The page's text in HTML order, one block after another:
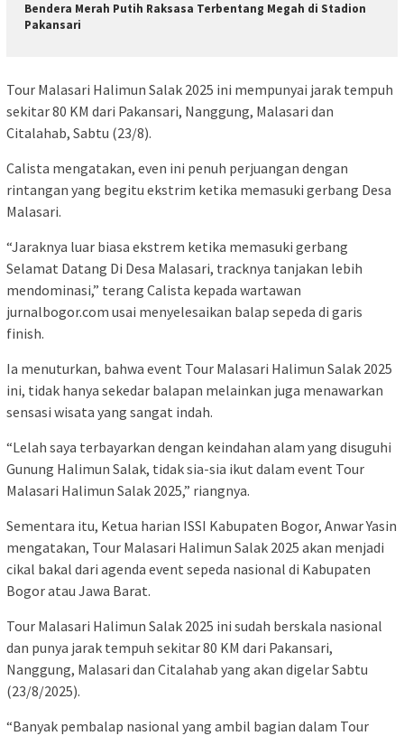
Bendera Merah Putih Raksasa Terbentang Megah di Stadion
Pakansari
Tour Malasari Halimun Salak 2025 ini mempunyai jarak tempuh
sekitar 80 KM dari Pakansari, Nanggung, Malasari dan
Citalahab, Sabtu (23/8).
Calista mengatakan, even ini penuh perjuangan dengan
rintangan yang begitu ekstrim ketika memasuki gerbang Desa
Malasari.
“Jaraknya luar biasa ekstrem ketika memasuki gerbang
Selamat Datang Di Desa Malasari, tracknya tanjakan lebih
mendominasi,” terang Calista kepada wartawan
jurnalbogor.com usai menyelesaikan balap sepeda di garis
finish.
Ia menuturkan, bahwa event Tour Malasari Halimun Salak 2025
ini, tidak hanya sekedar balapan melainkan juga menawarkan
sensasi wisata yang sangat indah.
“Lelah saya terbayarkan dengan keindahan alam yang disuguhi
Gunung Halimun Salak, tidak sia-sia ikut dalam event Tour
Malasari Halimun Salak 2025,” riangnya.
Sementara itu, Ketua harian ISSI Kabupaten Bogor, Anwar Yasin
mengatakan, Tour Malasari Halimun Salak 2025 akan menjadi
cikal bakal dari agenda event sepeda nasional di Kabupaten
Bogor atau Jawa Barat.
Tour Malasari Halimun Salak 2025 ini sudah berskala nasional
dan punya jarak tempuh sekitar 80 KM dari Pakansari,
Nanggung, Malasari dan Citalahab yang akan digelar Sabtu
(23/8/2025).
“Banyak pembalap nasional yang ambil bagian dalam Tour